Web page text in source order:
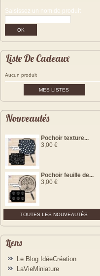
Saisissez un nom de produit
Liste De Cadeaux
Aucun produit
MES LISTES
Nouveautés
Pochoir texture...
3,00 €
Pochoir feuille de...
3,00 €
TOUTES LES NOUVEAUTÉS
Liens
Le Blog IdéeCréation
LaVieMiniature